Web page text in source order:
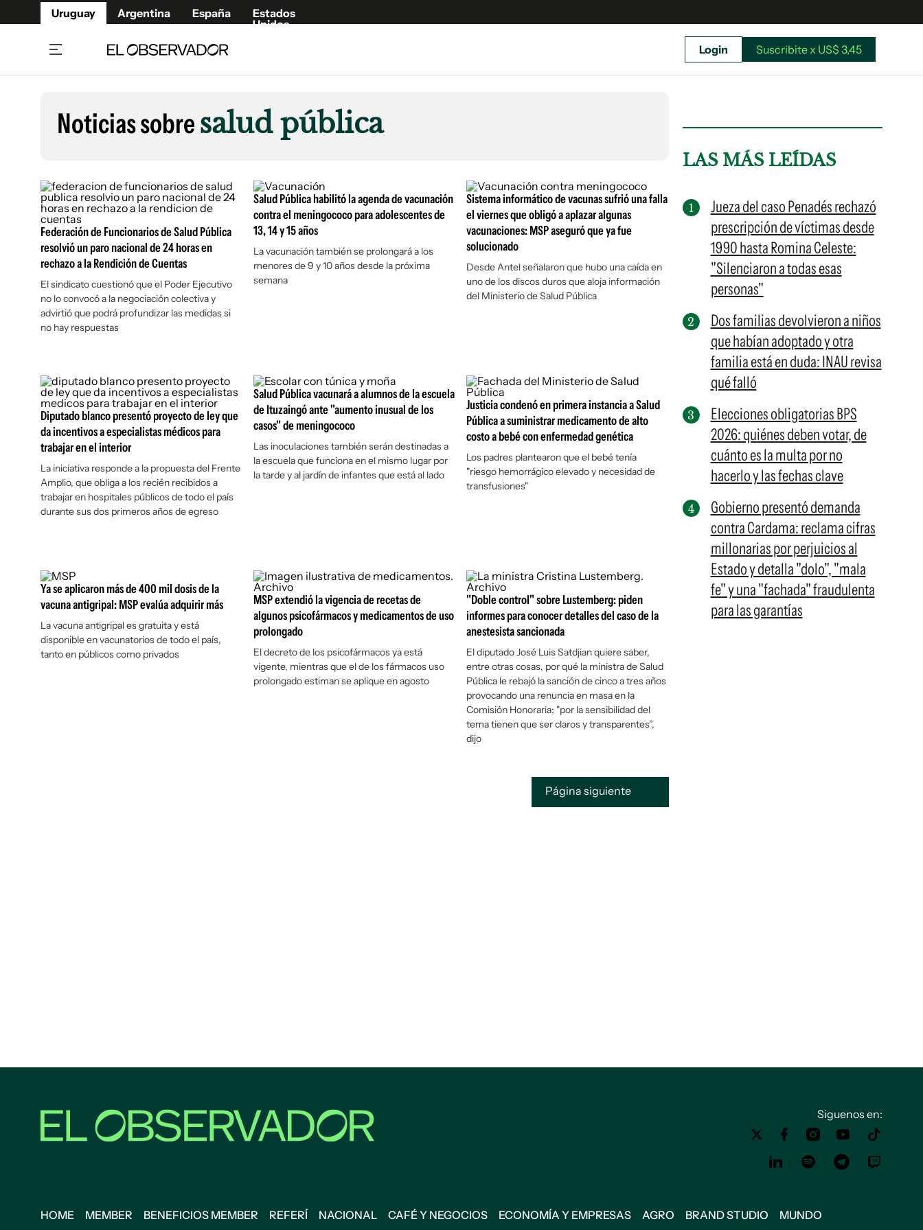
Uruguay Argentina España
Estados
Unidos
Beneficios Member
Café y Negocios
Economía y Empresas
Agro
Brand Studio
Cultura y Espectáculos
Fúnebres
Publicaciones
Newsletters
Argentina
España
Estados Unidos
Suscribite x US$ 3,45
Login Suscribite x US$ 3,45
Noticias sobresalud pública
Federación de Funcionarios de Salud Pública
resolvió un paro nacional de 24 horas en
rechazo a la Rendición de Cuentas
El sindicato cuestionó que el Poder Ejecutivo
no lo convocó a la negociación colectiva y
advirtió que podrá profundizar las medidas si
no hay respuestas
Salud Pública habilitó la agenda de vacunación
contra el meningococo para adolescentes de
13, 14 y 15 años
La vacunación también se prolongará a los
menores de 9 y 10 años desde la próxima
semana
Sistema informático de vacunas sufrió una falla
el viernes que obligó a aplazar algunas
vacunaciones: MSP aseguró que ya fue
solucionado
Desde Antel señalaron que hubo una caída en
uno de los discos duros que aloja información
del Ministerio de Salud Pública
Diputado blanco presentó proyecto de ley que
da incentivos a especialistas médicos para
trabajar en el interior
La iniciativa responde a la propuesta del Frente
Amplio, que obliga a los recién recibidos a
trabajar en hospitales públicos de todo el país
durante sus dos primeros años de egreso
Salud Pública vacunará a alumnos de la escuela
de Ituzaingó ante "aumento inusual de los
casos" de meningococo
Las inoculaciones también serán destinadas a
la escuela que funciona en el mismo lugar por
la tarde y al jardín de infantes que está al lado
Justicia condenó en primera instancia a Salud
Pública a suministrar medicamento de alto
costo a bebé con enfermedad genética
Los padres plantearon que el bebé tenía
"riesgo hemorrágico elevado y necesidad de
transfusiones"
Ya se aplicaron más de 400 mil dosis de la
vacuna antigripal: MSP evalúa adquirir más
La vacuna antigripal es gratuita y está
disponible en vacunatorios de todo el país,
tanto en públicos como privados
MSP extendió la vigencia de recetas de
algunos psicofármacos y medicamentos de uso
prolongado
El decreto de los psicofármacos ya está
vigente, mientras que el de los fármacos uso
prolongado estiman se aplique en agosto
"Doble control" sobre Lustemberg: piden
informes para conocer detalles del caso de la
anestesista sancionada
El diputado José Luis Satdjian quiere saber,
entre otras cosas, por qué la ministra de Salud
Pública le rebajó la sanción de cinco a tres años
provocando una renuncia en masa en la
Comisión Honoraria; "por la sensibilidad del
tema tienen que ser claros y transparentes”,
dijo
Página siguiente
LAS MÁS LEÍDAS
Jueza del caso Penadés rechazó
prescripción de víctimas desde
1990 hasta Romina Celeste:
"Silenciaron a todas esas
personas"
Dos familias devolvieron a niños
que habían adoptado y otra
familia está en duda: INAU revisa
qué falló
Elecciones obligatorias BPS
2026: quiénes deben votar, de
cuánto es la multa por no
hacerlo y las fechas clave
Gobierno presentó demanda
contra Cardama: reclama cifras
millonarias por perjuicios al
Estado y detalla "dolo", "mala
fe" y una "fachada" fraudulenta
para las garantías
Siguenos en:
HOME MEMBER BENEFICIOS MEMBER REFERÍ NACIONAL CAFÉ Y NEGOCIOS ECONOMÍA Y EMPRESAS AGRO BRAND STUDIO MUNDO